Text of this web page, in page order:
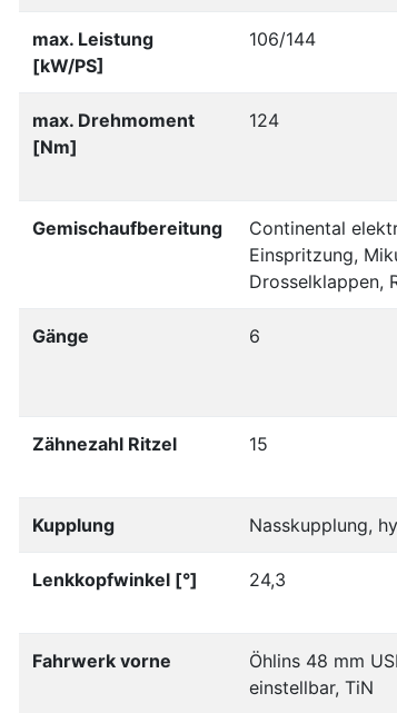
max. Leistung
[kW/PS]
106/144
max. Drehmoment
[Nm]
124
Gemischaufbereitung
Continental
Einspritzung,
Drosselklappen,
Gänge 6
Zähnezahl Ritzel 15
Kupplung Nasskupplung,
Lenkkopfwinkel [°] 24,3
Fahrwerk vorne
Öhlins 48 mm
einstellbar, TiN